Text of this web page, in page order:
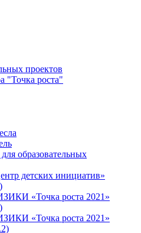
проектов
"Точка роста"
образовательных
детских инициатив»
«Точка роста 2021»
«Точка роста 2021»